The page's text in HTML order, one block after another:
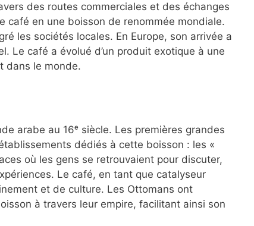
des routes commerciales et des échanges
café en une boisson de renommée mondiale.
les sociétés locales. En Europe, son arrivée a
Le café a évolué d’un produit exotique à une
dans le monde.
arabe au 16ᵉ siècle. Les premières grandes
dédiés à cette boisson : les «
où les gens se retrouvaient pour discuter,
Le café, en tant que catalyseur
et de culture. Les Ottomans ont
à travers leur empire, facilitant ainsi son